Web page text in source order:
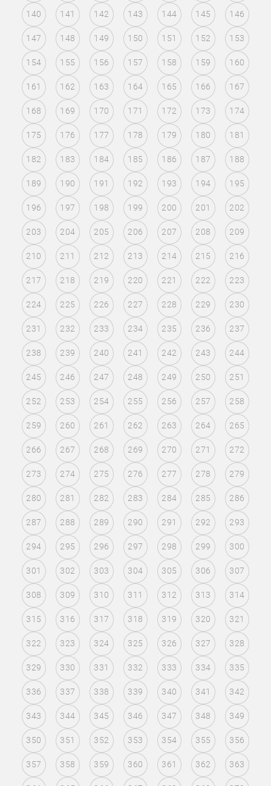
140 141 142 143 144 145 146
147 148 149 150 151 152 153
154 155 156 157 158 159 160
161 162 163 164 165 166 167
168 169 170 171 172 173 174
175 176 177 178 179 180 181
182 183 184 185 186 187 188
189 190 191 192 193 194 195
196 197 198 199 200 201 202
203 204 205 206 207 208 209
210 211 212 213 214 215 216
217 218 219 220 221 222 223
224 225 226 227 228 229 230
231 232 233 234 235 236 237
238 239 240 241 242 243 244
245 246 247 248 249 250 251
252 253 254 255 256 257 258
259 260 261 262 263 264 265
266 267 268 269 270 271 272
273 274 275 276 277 278 279
280 281 282 283 284 285 286
287 288 289 290 291 292 293
294 295 296 297 298 299 300
301 302 303 304 305 306 307
308 309 310 311 312 313 314
315 316 317 318 319 320 321
322 323 324 325 326 327 328
329 330 331 332 333 334 335
336 337 338 339 340 341 342
343 344 345 346 347 348 349
350 351 352 353 354 355 356
357 358 359 360 361 362 363